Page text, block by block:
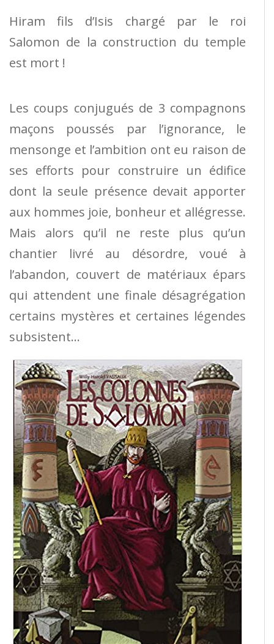
Hiram fils d’Isis chargé par le roi
Salomon de la construction du temple
est mort !
Les coups conjugués de 3 compagnons
maçons poussés par l’ignorance, le
mensonge et l’ambition ont eu raison de
ses efforts pour construire un édifice
dont la seule présence devait apporter
aux hommes joie, bonheur et allégresse.
Mais alors qu’il ne reste plus qu’un
chantier livré au désordre, voué à
l’abandon, couvert de matériaux épars
qui attendent une finale désagrégation
certains mystères et certaines légendes
subsistent…